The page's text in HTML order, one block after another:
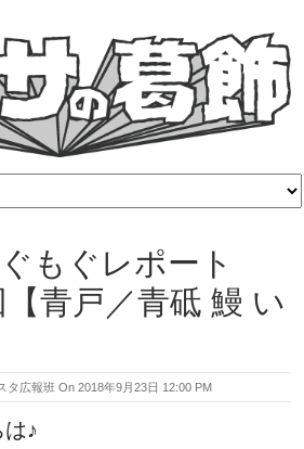
もぐレポート
青戸／青砥 鰻 い
タ広報班 On 2018年9月23日 12:00 PM
♪